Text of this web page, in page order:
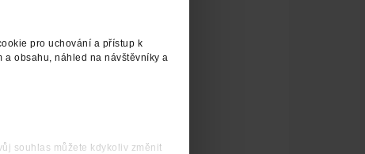
pro uchování a přístup k
obsahu, náhled na návštěvníky a
souhlas můžete kdykoliv změnit